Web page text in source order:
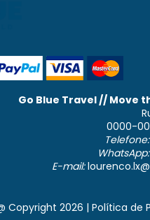
Go Blue Travel // Move
0000-
Telefone:
WhatsApp:
E-mail:
Copyright 2026 | Política de